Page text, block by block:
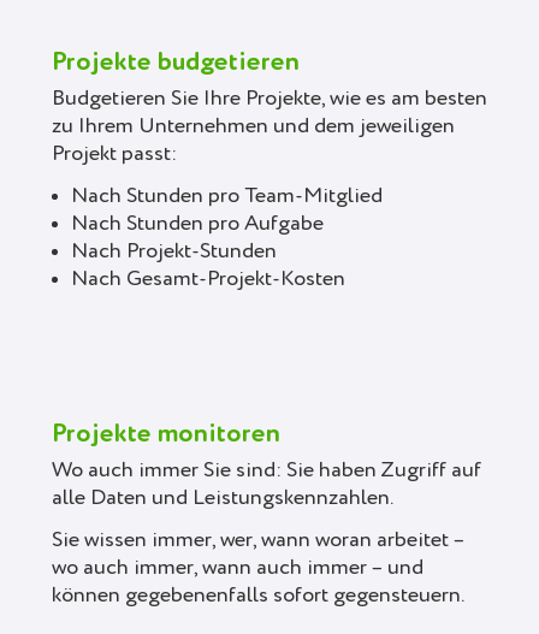
Projekte budgetieren
Budgetieren Sie Ihre Projekte, wie es am besten
zu Ihrem Unternehmen und dem jeweiligen
Projekt passt:
Nach Stunden pro Team-Mitglied
Nach Stunden pro Aufgabe
Nach Projekt-Stunden
Nach Gesamt-Projekt-Kosten
Projekte monitoren
Wo auch immer Sie sind: Sie haben Zugriff auf
alle Daten und Leistungskennzahlen.
Sie wissen immer, wer, wann woran arbeitet –
wo auch immer, wann auch immer – und
können gegebenenfalls sofort gegensteuern.